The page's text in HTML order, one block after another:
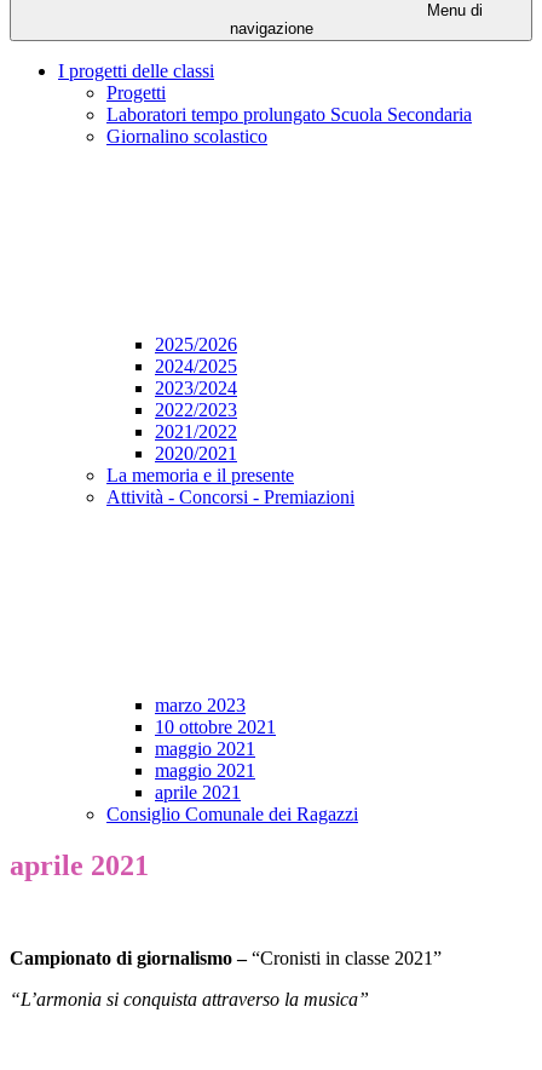
Menu di
navigazione
I progetti delle classi
Progetti
Laboratori tempo prolungato Scuola Secondaria
Giornalino scolastico
2025/2026
2024/2025
2023/2024
2022/2023
2021/2022
2020/2021
La memoria e il presente
Attività - Concorsi - Premiazioni
marzo 2023
10 ottobre 2021
maggio 2021
maggio 2021
aprile 2021
Consiglio Comunale dei Ragazzi
aprile 2021
Campionato di giornalismo –“Cronisti in classe 2021”
“L’armonia si conquista attraverso la musica”